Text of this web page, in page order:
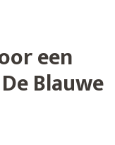
een
Blauwe